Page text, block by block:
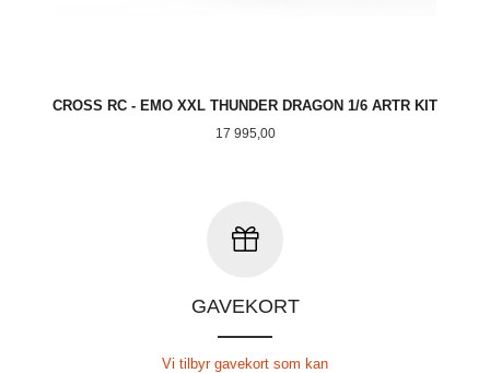
CROSS RC - EMO XXL THUNDER DRAGON 1/6 ARTR KIT
Pris
17 995,00
GAVEKORT
Vi tilbyr gavekort som kan